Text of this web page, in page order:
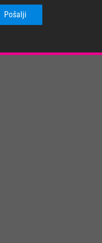
Pošalji